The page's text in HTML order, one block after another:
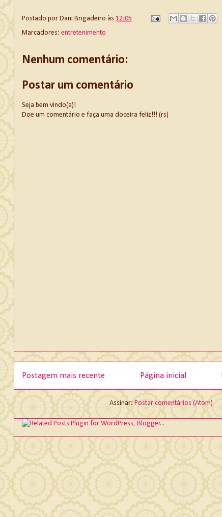
Postado por Dani Brigadeiro às 12:05
Marcadores: entretenimento
Nenhum comentário:
Postar um comentário
Seja bem vindo(a)!
Doe um comentário e faça uma doceira feliz!!! (rs)
Postagem mais recente Página inicial
Assinar:Postar comentários (Atom)